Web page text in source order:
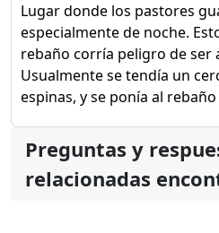
Lugar donde los pastores
especialmente de noche.
rebaño corría peligro de ser
Usualmente se tendía un
espinas, y se ponía al
Preguntas y
relacionadas